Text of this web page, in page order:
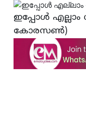
ഇപ്പോള്‍ എല്ലാം
കോരസണ്‍)